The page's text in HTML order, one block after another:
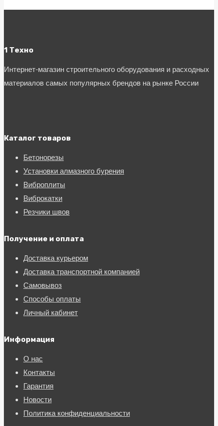
1 Техно
Интернет-магазин строительного оборудования и расходных
материалов самых популярных брендов на рынке России
Каталог товаров
Бетонорезы
Установки алмазного бурения
Виброплиты
Виброкатки
Резчики швов
Получение и оплата
Доставка курьером
Доставка транспортной компанией
Самовывоз
Способы оплаты
Личный кабинет
Информация
О нас
Контакты
Гарантия
Новости
Политика конфиденциальности